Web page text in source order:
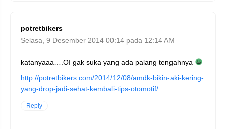
potretbikers
Selasa, 9 Desember 2014 00:14 pada 12:14 AM
katanyaaa….OI gak suka yang ada palang tengahnya
http://potretbikers.com/2014/12/08/amdk-bikin-aki-kering-
yang-drop-jadi-sehat-kembali-tips-otomotif/
Reply